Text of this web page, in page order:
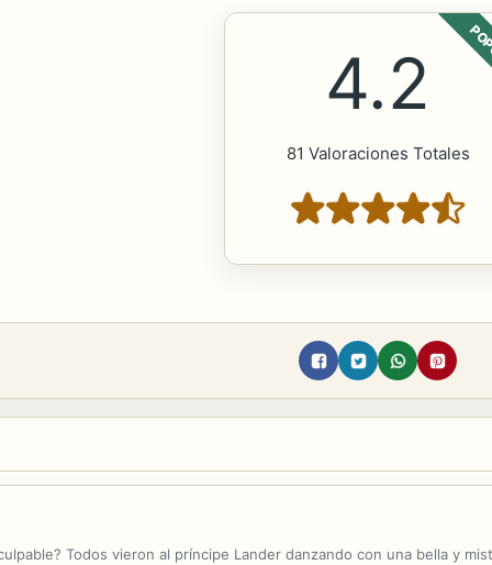
4.2
81 Valoraciones Totales
Todos vieron al príncipe Lander danzando con una bella y